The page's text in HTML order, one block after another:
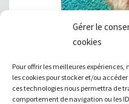
Gérer le
cookies
Pour offrir les meilleures
les cookies pour stocker et/ou
ces technologies nous permettra de
comportement de navigation ou les
Lorsque vous croyez en
vous devez passer à
concrétiser.»